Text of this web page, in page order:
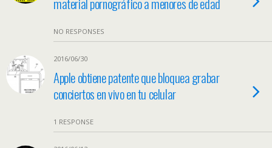
NO RESPONSES
2016/06/30
Apple obtiene patente que bloquea grabar
conciertos en vivo en tu celular
1 RESPONSE